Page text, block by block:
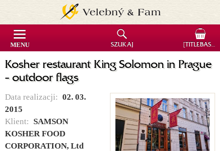
Kosher restaurant King Solomon in Prague
- outdoor flags
Data realizacji: 02. 03.
2015
Klient:
SAMSON
KOSHER FOOD
CORPORATION, Ltd
MENU SZUKAJ [TITLEBASKET]